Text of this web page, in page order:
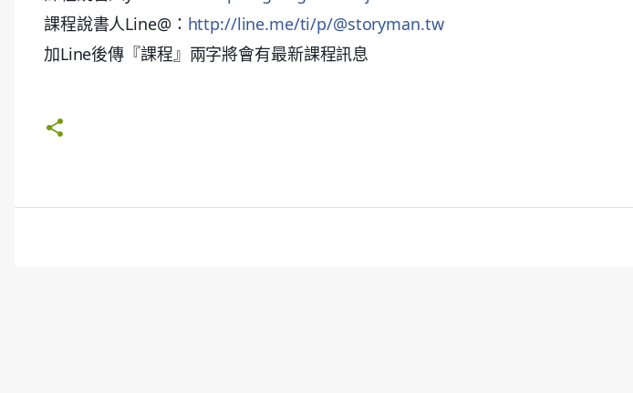
課程說書人Line@： http://line.me/ti/p/@storyman.tw
加Line後傳『課程』兩字將會有最新課程訊息